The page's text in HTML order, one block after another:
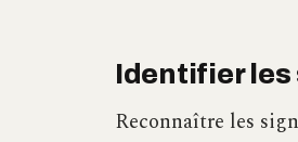
Identifier
Reconnaître les